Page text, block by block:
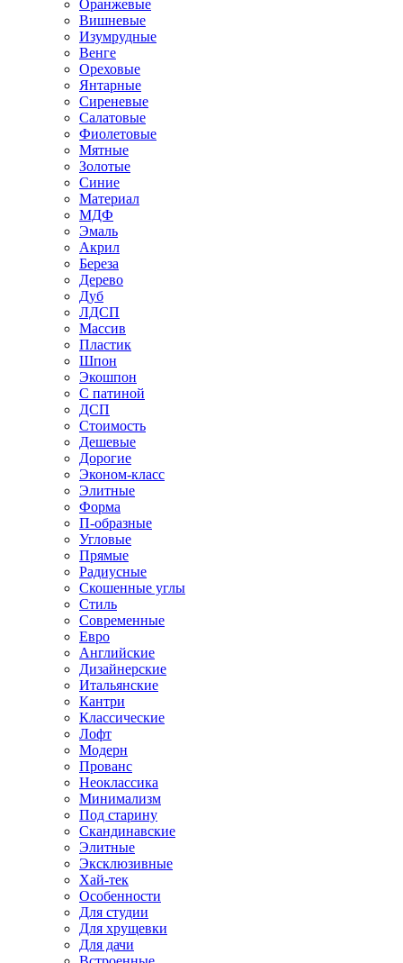
Оранжевые
Вишневые
Изумрудные
Венге
Ореховые
Янтарные
Сиреневые
Салатовые
Фиолетовые
Мятные
Золотые
Синие
Материал
МДФ
Эмаль
Акрил
Береза
Дерево
Дуб
ЛДСП
Массив
Пластик
Шпон
Экошпон
С патиной
ДСП
Стоимость
Дешевые
Дорогие
Эконом-класс
Элитные
Форма
П-образные
Угловые
Прямые
Радиусные
Скошенные углы
Стиль
Современные
Евро
Английские
Дизайнерские
Итальянские
Кантри
Классические
Лофт
Модерн
Прованс
Неоклассика
Минимализм
Под старину
Скандинавские
Элитные
Эксклюзивные
Хай-тек
Особенности
Для студии
Для хрущевки
Для дачи